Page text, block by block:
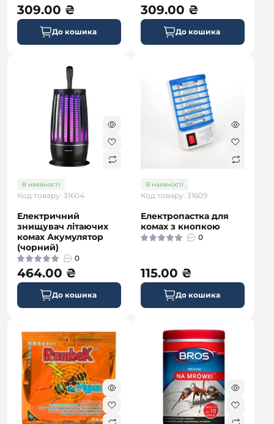
309.00 ₴
До кошика
309.00 ₴
До кошика
В наявності
Код товару: 31604
Електричний
знищувач літаючих
комах Акумулятор
(чорний)
0
464.00 ₴
До кошика
В наявності
Код товару: 31609
Електропастка для
комах з кнопкою
0
115.00 ₴
До кошика